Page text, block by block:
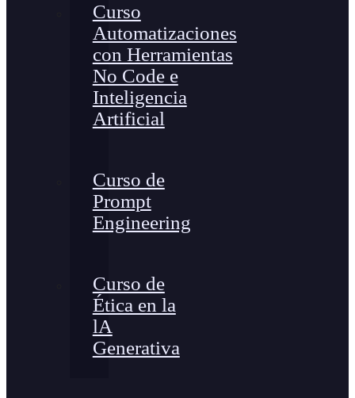
Curso
Automatizaciones
con Herramientas
No Code e
Inteligencia
Artificial
Curso de
Prompt
Engineering
Curso de
Ética en la
lA
Generativa